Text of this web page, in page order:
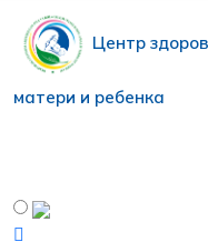
Центр
матери и ребенка